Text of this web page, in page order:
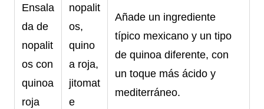
Ensala
da de
nopalit
os con
quinoa
roja
nopalit
os,
quino
a roja,
jitomat
e
Añade un ingrediente
típico mexicano y un tipo
de quinoa diferente, con
un toque más ácido y
mediterráneo.